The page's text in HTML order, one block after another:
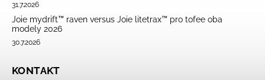
31.7.2026
Joie mydrift™ raven versus Joie litetrax™ pro tofee oba
modely 2026
30.7.2026
KONTAKT